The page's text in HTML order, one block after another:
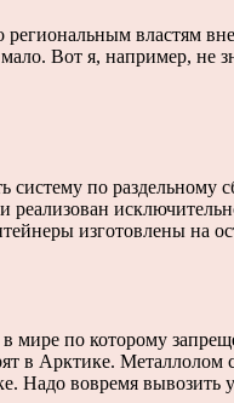
властям
Вот я, например, не
систему по раздельному
реализован
изготовлены на
мире по которому
в Арктике.
Надо вовремя вывозить